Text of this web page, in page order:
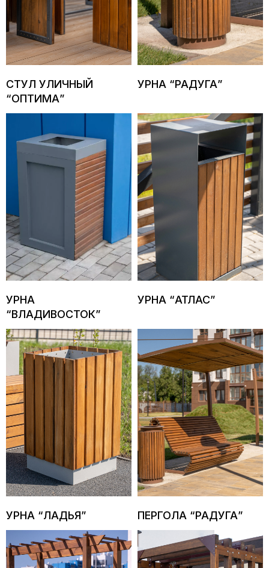
СТУЛ УЛИЧНЫЙ
“ОПТИМА”
УРНА “РАДУГА”
УРНА
“ВЛАДИВОСТОК”
УРНА “АТЛАС”
УРНА “ЛАДЬЯ” ПЕРГОЛА “РАДУГА”